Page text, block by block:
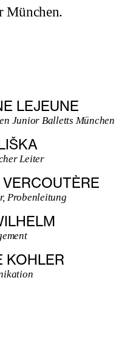
München.
LEJEUNE
Junior Balletts München
Leiter
Probenleitung
KOHLER